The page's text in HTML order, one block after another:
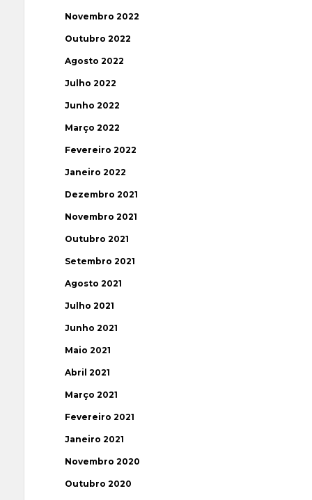
Novembro 2022
Outubro 2022
Agosto 2022
Julho 2022
Junho 2022
Março 2022
Fevereiro 2022
Janeiro 2022
Dezembro 2021
Novembro 2021
Outubro 2021
Setembro 2021
Agosto 2021
Julho 2021
Junho 2021
Maio 2021
Abril 2021
Março 2021
Fevereiro 2021
Janeiro 2021
Novembro 2020
Outubro 2020